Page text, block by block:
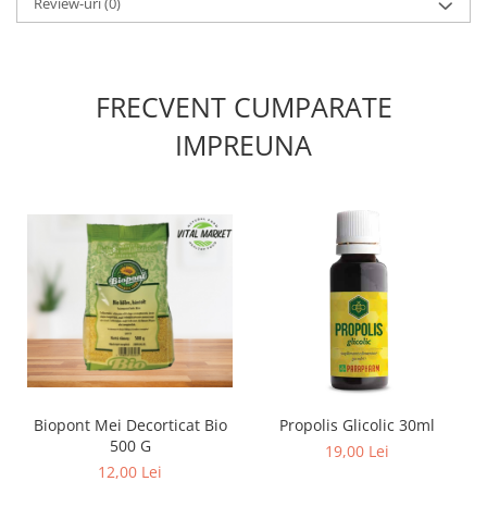
FRECVENT CUMPARATE
IMPREUNA
Biopont Mei Decorticat Bio
500 G
12,00 Lei
Propolis Glicolic 30ml
19,00 Lei